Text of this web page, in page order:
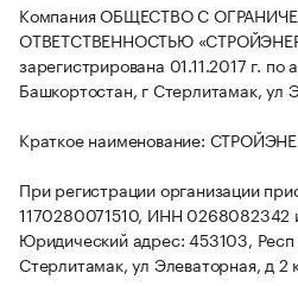
Компания ОБЩЕСТВО С
ОТВЕТСТВЕННОСТЬЮ
зарегистрирована 01.11.2017 г.
Башкортостан, г Стерлитамак, ул
Краткое наименование:
При регистрации организации
1170280071510, ИНН
Юридический адрес: 453103,
Стерлитамак, ул Элеваторная, д 2